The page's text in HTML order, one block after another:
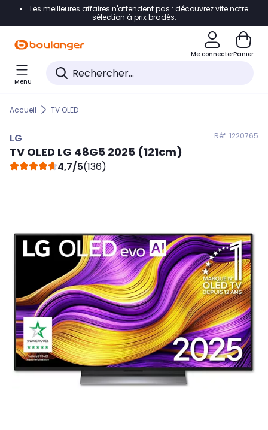
Accéder directement à la navigation
Accéder directement au pied de page
Accéder directement au chatbot
Les meilleures affaires n'attendent pas : découvrez vite notre
sélection à prix bradés.
Me connecterPanier
Menu
Accueil TV OLED
LG Réf. 1220765
TV OLED LG 48G5 2025 (121cm)
4,7/5(136)